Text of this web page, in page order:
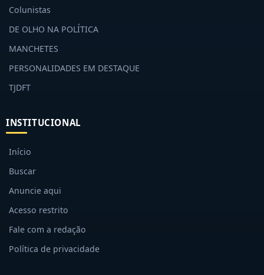
Colunistas
DE OLHO NA POLÍTICA
MANCHETES
PERSONALIDADES EM DESTAQUE
TJDFT
INSTITUCIONAL
Início
Buscar
Anuncie aqui
Acesso restrito
Fale com a redação
Política de privacidade